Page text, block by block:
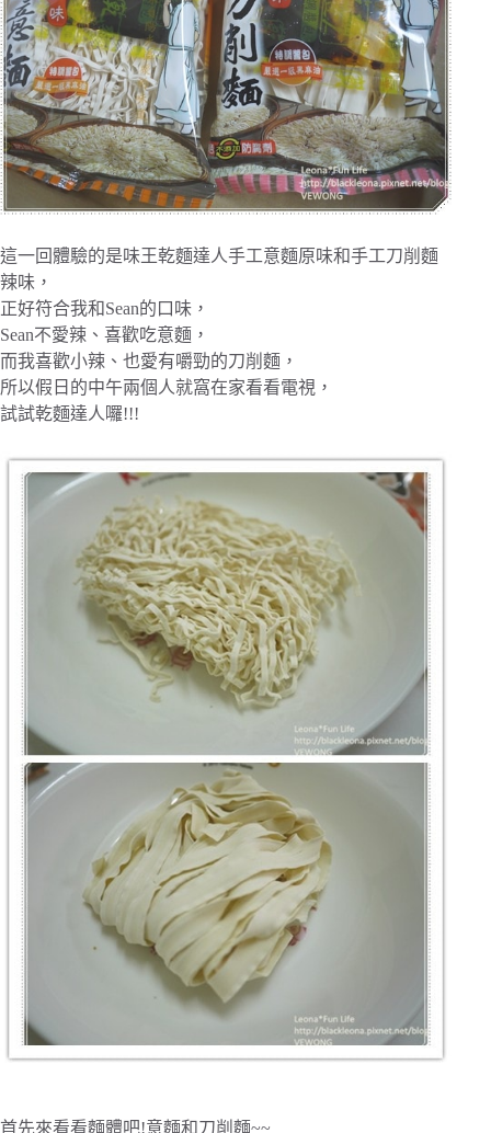
這一回體驗的是味王乾麵達人手工意麵原味和手工刀削麵
辣味，
正好符合我和Sean的口味，
Sean不愛辣、喜歡吃意麵，
而我喜歡小辣、也愛有嚼勁的刀削麵，
所以假日的中午兩個人就窩在家看看電視，
試試乾麵達人囉!!!
首先來看看麵體吧!意麵和刀削麵~~